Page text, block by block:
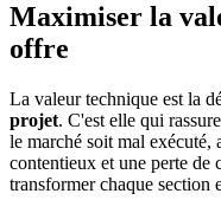
Maximiser la
offre
La valeur technique est la
projet. C'est elle qui
le marché soit mal exécuté,
contentieux et une perte de
transformer chaque section